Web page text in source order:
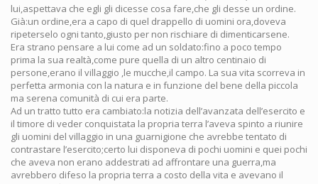
lui,aspettava che egli gli dicesse cosa fare,che gli desse un ordine.
Già:un ordine,era a capo di quel drappello di uomini ora,doveva
ripeterselo ogni tanto,giusto per non rischiare di dimenticarsene.
Era strano pensare a lui come ad un soldato:fino a poco tempo
prima la sua realtà,come pure quella di un altro centinaio di
persone,erano il villaggio ,le mucche,il campo. La sua vita scorreva in
perfetta armonia con la natura e in funzione del bene della piccola
ma serena comunità di cui era parte.
Ad un tratto tutto era cambiato:la notizia dell’avanzata dell’esercito e
il timore di veder conquistata la propria terra l’aveva spinto a riunire
gli uomini del villaggio in una guarnigione che avrebbe tentato di
contrastare l’esercito;certo lui disponeva di pochi uomini e quei pochi
che aveva non erano addestrati ad affrontare una guerra,ma
avrebbero difeso la propria terra a costo della vita e avevano il